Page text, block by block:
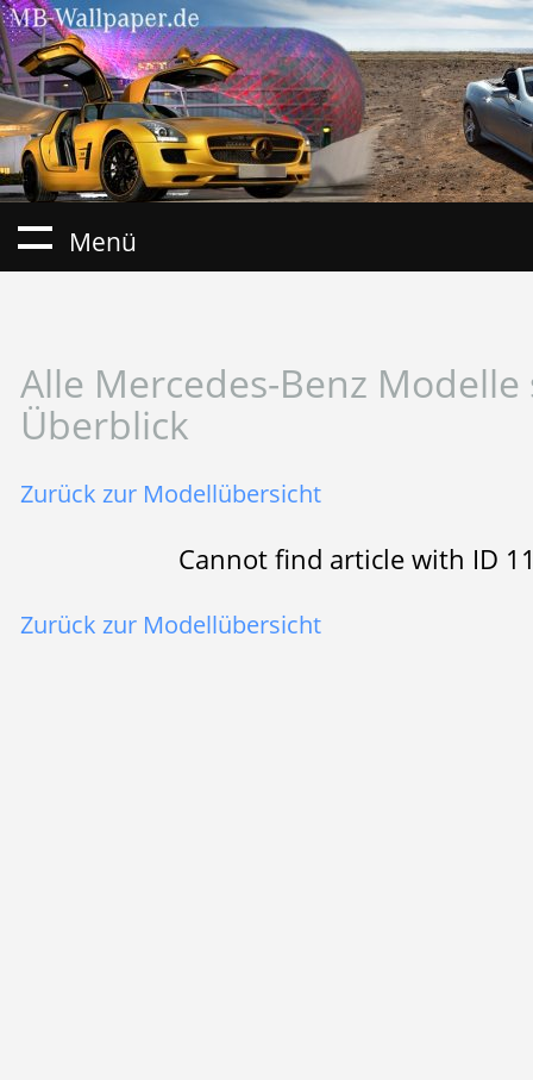
Menü
Alle Mercedes-Benz
Überblick
Zurück zur Modellübersicht
Cannot find article with ID
Zurück zur Modellübersicht